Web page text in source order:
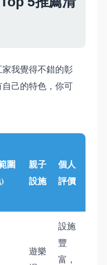
我覺得不錯的彰
己的特色，你可
圍
親子
設施
個人
評價
遊樂
設施
豐
富，